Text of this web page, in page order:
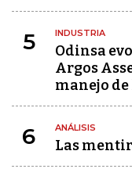
5 INDUSTRIA
Odinsa
Argos
manejo
6 ANÁLISIS
Las